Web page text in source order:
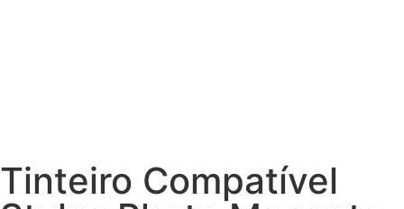
Tinteiro Compatível